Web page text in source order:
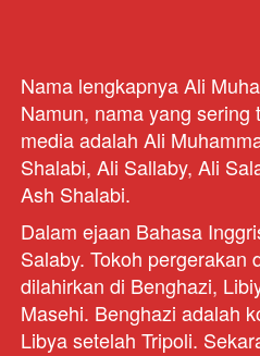
Nama lengkapnya Ali
Namun, nama yang sering
media adalah Ali
Shalabi, Ali Sallaby, Ali
Ash Shalabi.
Dalam ejaan Bahasa
Salaby. Tokoh pergerakan
dilahirkan di Benghazi,
Masehi. Benghazi adalah
Libya setelah Tripoli.